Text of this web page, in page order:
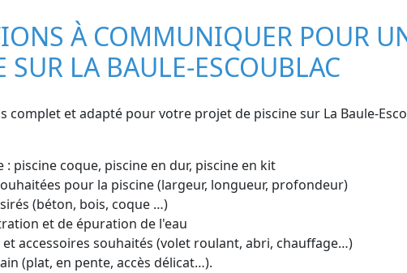
À COMMUNIQUER POUR
SUR LA BAULE-ESCOUBLAC
complet et adapté pour votre projet de piscine sur La Baule-
: piscine coque, piscine en dur, piscine en kit
pour la piscine (largeur, longueur, profondeur)
(béton, bois, coque …)
et de épuration de l'eau
et accessoires souhaités (volet roulant, abri, chauffage…)
(plat, en pente, accès délicat…).